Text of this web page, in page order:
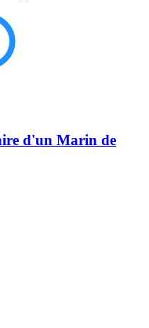
d'un Marin de